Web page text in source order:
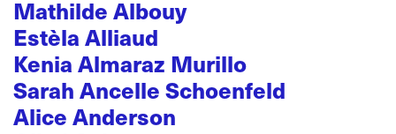
Mathilde Albouy
Estèla Alliaud
Kenia Almaraz Murillo
Sarah Ancelle Schoenfeld
Alice Anderson